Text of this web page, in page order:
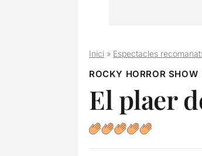
Inici» Espectacles
ROCKY HORROR SHOW
El plaer